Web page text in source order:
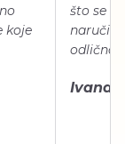
koje
što se
naručiti,
odlično
Ivana